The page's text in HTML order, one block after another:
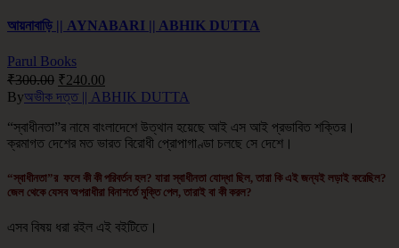
আয়নাবাড়ি || AYNABARI || ABHIK DUTTA
Parul Books
₹300.00 ₹240.00
Byঅভীক দত্ত || ABHIK DUTTA
“স্বাধীনতা”র নামে বাংলাদেশে উত্থান হয়েছে আই এস আই প্রভাবিত শক্তির।
ক্রমাগত দেশের মত ভারত বিরোধী প্রোপাগাণ্ডা চলছে সে দেশে।
“স্বাধীনতা”র ফলে কী কী পরিবর্তন হল? যারা স্বাধীনতা যোদ্ধা ছিল, তারা কি এই জন্যই লড়াই করেছিল?
জেল থেকে যেসব অপরাধীরা বিনাশর্তে মুক্তি পেল, তারাই বা কী করল?
এসব বিষয় ধরা রইল এই বইটিতে।